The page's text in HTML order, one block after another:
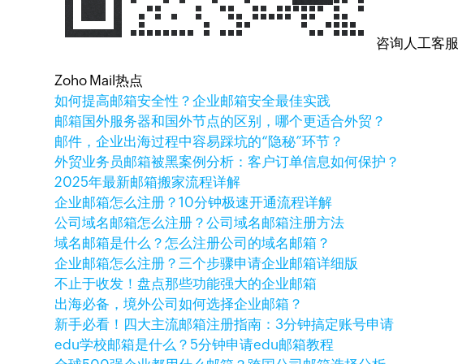
咨询人工客服
Zoho Mail热点
如何提高邮箱安全性？企业邮箱安全最佳实践
邮箱国外服务器和国外节点的区别，哪个更适合外贸？
邮件，企业出海过程中容易踩坑的“隐秘”环节？
外贸业务员邮箱被黑案例分析：客户订单信息如何保护？
2025年最新邮箱搬家流程详解
企业邮箱怎么注册？10分钟极速开通流程详解
公司域名邮箱怎么注册？公司域名邮箱注册方法
域名邮箱是什么？怎么注册公司的域名邮箱？
企业邮箱怎么注册？三个步骤申请企业邮箱详细版
不止于收发！盘点那些功能强大的企业邮箱
出海必备，境外公司如何选择企业邮箱？
新手必看！四大主流邮箱注册指南：3分钟搞定账号申请
edu学校邮箱是什么？5分钟申请edu邮箱教程